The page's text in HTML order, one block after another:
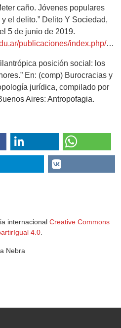
caño. Jóvenes populares
el delito.” Delito Y Sociedad,
5 de junio de 2019.
index.php/DelitoYSociedad/article/view/5812
posición social: los
En: (comp) Burocracias y
jurídica, compilado por
Aires: Antropofagia.
internacional Creative Commons
4.0
Nebra